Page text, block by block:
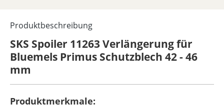
Produktbeschreibung
SKS Spoiler 11263 Verlängerung für
Bluemels Primus Schutzblech 42 - 46
mm
Produktmerkmale: